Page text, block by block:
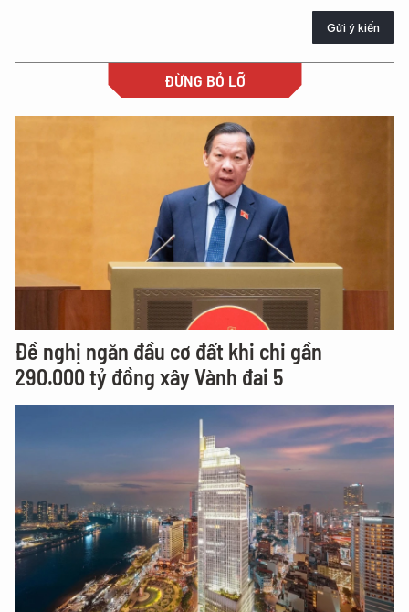
Gửi ý kiến
ĐỪNG BỎ LỠ
Đề nghị ngăn đầu cơ đất khi chi gần
290.000 tỷ đồng xây Vành đai 5